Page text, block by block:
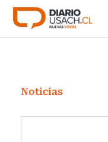
Click acá para ir
Investigación
Cultura
Noticias